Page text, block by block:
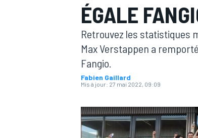
MOTOGP
ÉGALE
Retrouvez les statistiques
Max Verstappen a
Fangio.
Fabien Gaillard
Mis à jour: 27 mai 2022, 09:09